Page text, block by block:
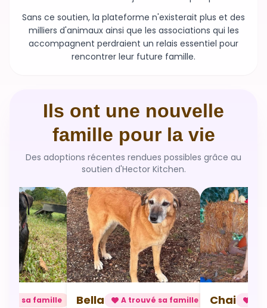
Sans ce soutien, la plateforme n'existerait plus et des
milliers d'animaux ainsi que les associations qui les
accompagnent perdraient un relais essentiel pour
rencontrer leur future famille.
Ils ont une nouvelle
famille pour la vie
Des adoptions récentes rendues possibles grâce au
soutien d'Hector Kitchen.
sa famille Chai A trouvé sa famille Alba